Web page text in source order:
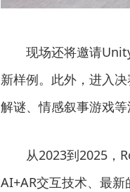
现场还将邀请
新样例。此外，进入
解谜、情感叙事游戏等
从2023到2025，
AI+AR交互技术、最